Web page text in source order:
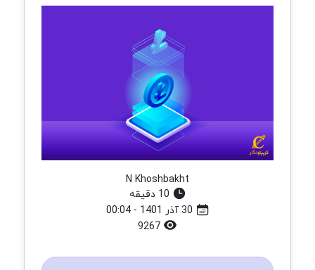
N Khoshbakht